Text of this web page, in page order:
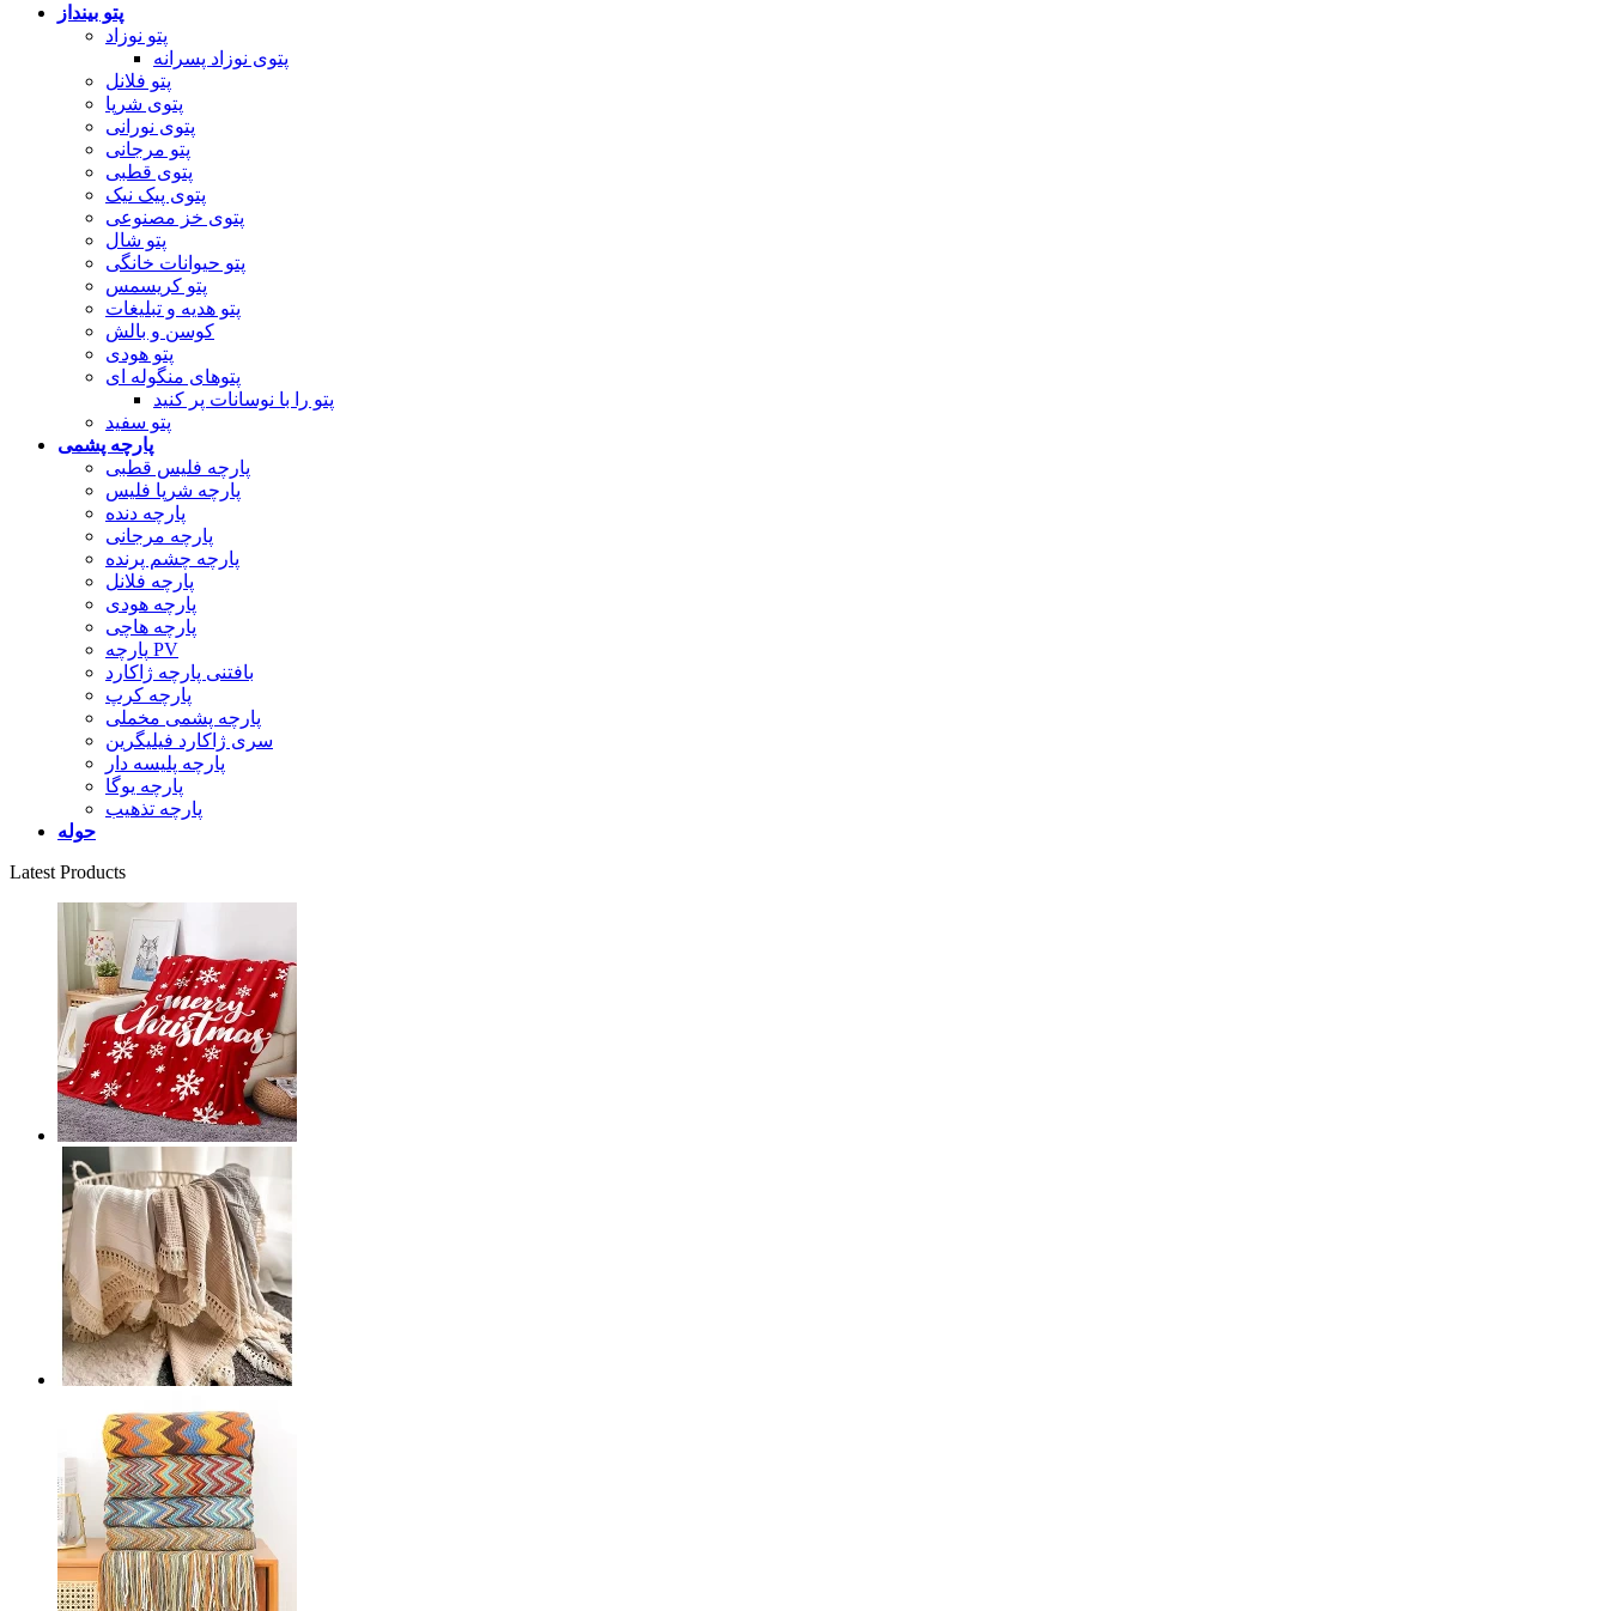
پتو بینداز
پتو نوزاد
پتوی نوزاد پسرانه
پتو فلانل
پتوی شرپا
پتوی نورانی
پتو مرجانی
پتوی قطبی
پتوی پیک نیک
پتوی خز مصنوعی
پتو شال
پتو حیوانات خانگی
پتو کریسمس
پتو هدیه و تبلیغات
کوسن و بالش
پتو هودی
پتوهای منگوله ای
پتو را با نوسانات پر کنید
پتو سفید
پارچه پشمی
پارچه فلیس قطبی
پارچه شرپا فلیس
پارچه دنده
پارچه مرجانی
پارچه چشم پرنده
پارچه فلانل
پارچه هودی
پارچه هاچی
پارچه PV
بافتنی پارچه ژاکارد
پارچه کرپ
پارچه پشمی مخملی
سری ژاکارد فیلیگرین
پارچه پلیسه دار
پارچه یوگا
پارچه تذهیب
حوله
Latest Products